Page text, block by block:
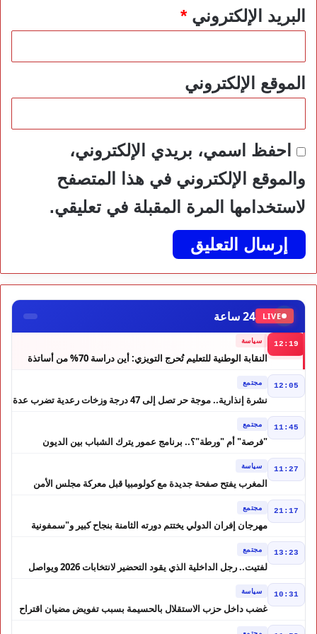
البريد الإلكتروني*
الموقع الإلكتروني
احفظ اسمي، بريدي الإلكتروني،
والموقع الإلكتروني في هذا المتصفح
لاستخدامها المرة المقبلة في تعليقي.
LIVE 24 ساعة
12:19 سياسة
النقابة الوطنية للتعليم تُحرج التويزي: أين دراسة 70% من أساتذة
12:05 مجتمع
نشرة إنذارية.. موجة حر تصل إلى 47 درجة وزخات رعدية تضرب عدة
11:45 مجتمع
"فرصة" أم "ورطة"؟.. برنامج عمور يترك الشباب بين الديون
11:27 سياسة
المغرب يفتح صفحة جديدة مع كولومبيا قبل معركة مجلس الأمن
21:17 مجتمع
مهرجان إفران الدولي يختتم دورته الثامنة بنجاح كبير و"سمفونية
13:23 مجتمع
لفتيت.. رجل الداخلية الذي يقود التحضير لانتخابات 2026 ويواصل
10:31 سياسة
غضب داخل حزب الاستقلال بالحسيمة بسبب تفويض مضيان اقتراح